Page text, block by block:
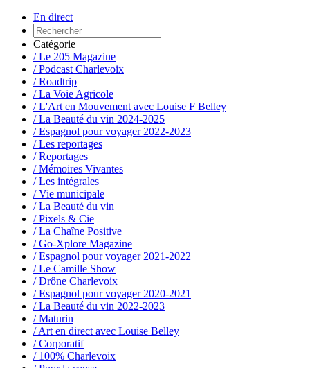
En direct
Catégorie
/ Le 205 Magazine
/ Podcast Charlevoix
/ Roadtrip
/ La Voie Agricole
/ L'Art en Mouvement avec Louise F Belley
/ La Beauté du vin 2024-2025
/ Espagnol pour voyager 2022-2023
/ Les reportages
/ Reportages
/ Mémoires Vivantes
/ Les intégrales
/ Vie municipale
/ La Beauté du vin
/ Pixels & Cie
/ La Chaîne Positive
/ Go-Xplore Magazine
/ Espagnol pour voyager 2021-2022
/ Le Camille Show
/ Drône Charlevoix
/ Espagnol pour voyager 2020-2021
/ La Beauté du vin 2022-2023
/ Maturin
/ Art en direct avec Louise Belley
/ Corporatif
/ 100% Charlevoix